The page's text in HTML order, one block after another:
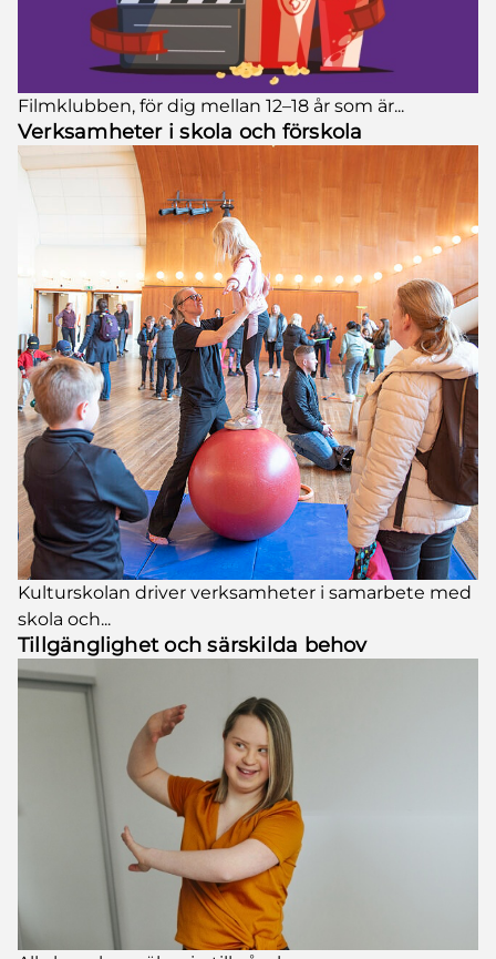
Filmklubben, för dig mellan 12–18 år som är...
Verksamheter i skola och förskola
Kulturskolan driver verksamheter i samarbete med
skola och...
Tillgänglighet och särskilda behov